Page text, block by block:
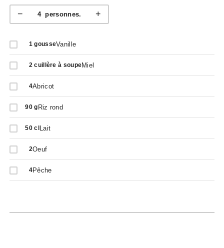
− 4personnes. +
1 gousseVanille
2 cuillère à soupeMiel
4Abricot
90 gRiz rond
50 cl Lait
2Oeuf
4Pêche